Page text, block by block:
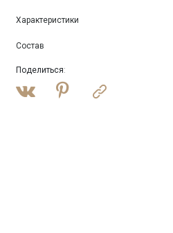
Характеристики
Состав
Поделиться: